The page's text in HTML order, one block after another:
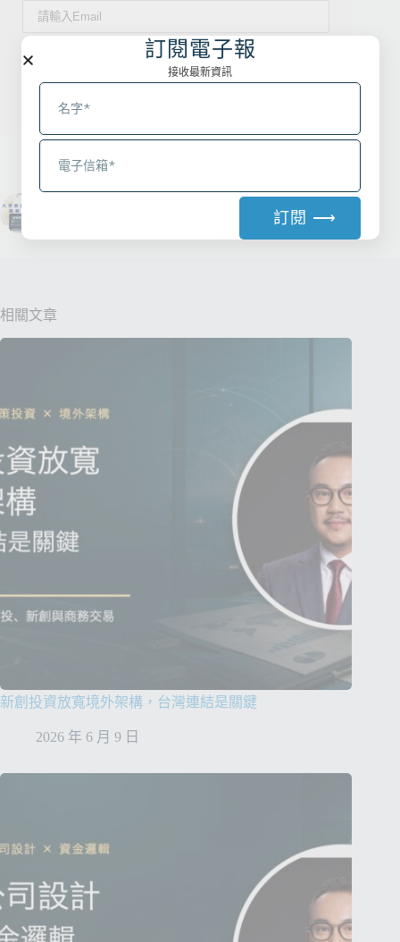
下一
相關文章
新創投資放寬境外架構，台灣連結是關鍵
2026 年 6 月 9 日
訂閱電子報
接收最新資訊
訂閱 ⟶
e
r
v
e